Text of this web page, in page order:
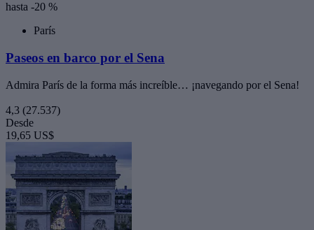
hasta -20 %
París
Paseos en barco por el Sena
Admira París de la forma más increíble… ¡navegando por el Sena!
4,3 (27.537)
Desde
19,65 US$